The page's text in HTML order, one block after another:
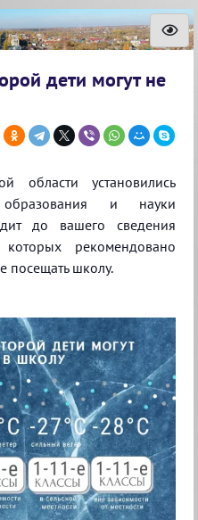
дети могут не
области установились
и науки
до вашего сведения
рекомендовано
посещать школу.